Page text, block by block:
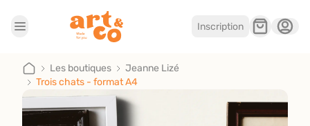
Inscription
Les boutiques
Je suis artisan
Les boutiques
Jeanne Lizé
Trois chats - format A4